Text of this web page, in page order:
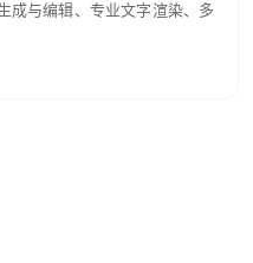
成与编辑、专业文字渲染、多